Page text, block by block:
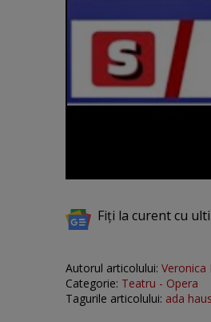
Fiți la curent cu
Autorul articolului: Veronica
Categorie: Teatru - Opera
Tagurile articolului: ada